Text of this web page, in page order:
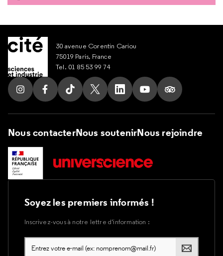
30 avenue Corentin Cariou
75019 Paris, France
Tel. 01 85 53 99 74
Suivez nous sur Instagram
Suivez nous sur Facebook
Suivez nous sur Tik Tok
Suivez nous sur X
Suivez nous sur LinkedIn
Suivez nous sur
Suivez nous
Nous contacterNous soutenirNous rejoindre
Soyez les premiers informés !
Inscrivez-vous à notre lettre d’information :